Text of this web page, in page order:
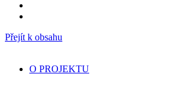
Přejít k obsahu
O PROJEKTU